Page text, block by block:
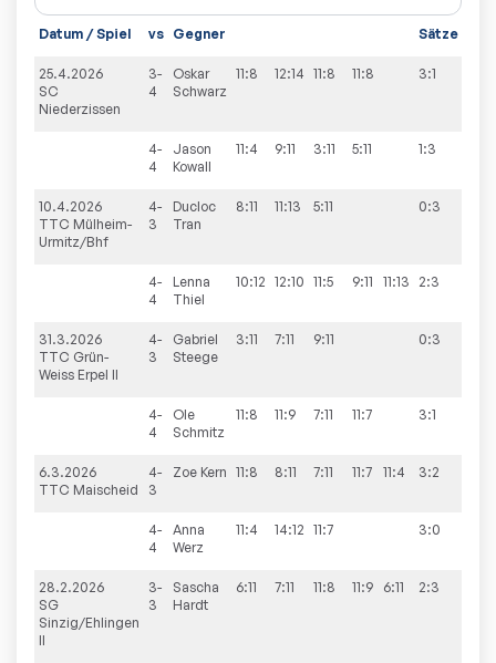
Datum / Spiel vs Gegner Sätze
25.4.2026
SC
Niederzissen
3-
4
Oskar
Schwarz
11:8 12:14 11:8 11:8 3:1
4-
4
Jason
Kowall
11:4 9:11 3:11 5:11 1:3
10.4.2026
TTC Mülheim-
Urmitz/Bhf
4-
3
Ducloc
Tran
8:11 11:13 5:11 0:3
4-
4
Lenna
Thiel
10:12 12:10 11:5 9:11 11:13 2:3
31.3.2026
TTC Grün-
Weiss Erpel II
4-
3
Gabriel
Steege
3:11 7:11 9:11 0:3
4-
4
Ole
Schmitz
11:8 11:9 7:11 11:7 3:1
6.3.2026
TTC Maischeid
4-
3
Zoe Kern 11:8 8:11 7:11 11:7 11:4 3:2
4-
4
Anna
Werz
11:4 14:12 11:7 3:0
28.2.2026
SG
Sinzig/Ehlingen
II
3-
3
Sascha
Hardt
6:11 7:11 11:8 11:9 6:11 2:3